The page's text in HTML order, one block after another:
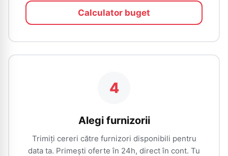
Calculator buget
4
Alegi furnizorii
Trimiți cereri către furnizori disponibili pentru
data ta. Primești oferte în 24h, direct în cont. Tu